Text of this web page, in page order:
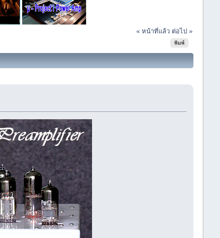
« หน้าที่แล้ว ต่อไป »
พิมพ์